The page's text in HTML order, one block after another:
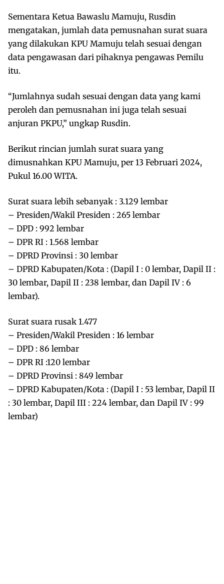
Sementara Ketua Bawaslu Mamuju, Rusdin
mengatakan, jumlah data pemusnahan surat suara
yang dilakukan KPU Mamuju telah sesuai dengan
data pengawasan dari pihaknya pengawas Pemilu
itu.
“Jumlahnya sudah sesuai dengan data yang kami
peroleh dan pemusnahan ini juga telah sesuai
anjuran PKPU,” ungkap Rusdin.
Berikut rincian jumlah surat suara yang
dimusnahkan KPU Mamuju, per 13 Februari 2024,
Pukul 16.00 WITA.
Surat suara lebih sebanyak : 3.129 lembar
– Presiden/Wakil Presiden : 265 lembar
– DPD : 992 lembar
– DPR RI : 1.568 lembar
– DPRD Provinsi : 30 lembar
– DPRD Kabupaten/Kota : (Dapil I : 0 lembar, Dapil II :
30 lembar, Dapil II : 238 lembar, dan Dapil IV : 6
lembar).
Surat suara rusak 1.477
– Presiden/Wakil Presiden : 16 lembar
– DPD : 86 lembar
– DPR RI :120 lembar
– DPRD Provinsi : 849 lembar
– DPRD Kabupaten/Kota : (Dapil I : 53 lembar, Dapil II
: 30 lembar, Dapil III : 224 lembar, dan Dapil IV : 99
lembar)